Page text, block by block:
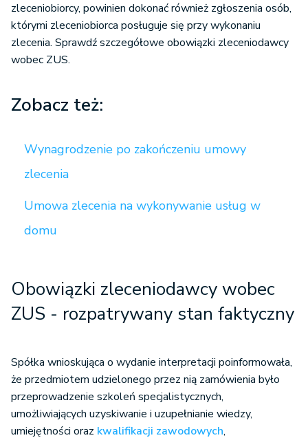
zleceniobiorcy, powinien dokonać również zgłoszenia osób,
którymi zleceniobiorca posługuje się przy wykonaniu
zlecenia. Sprawdź szczegółowe obowiązki zleceniodawcy
wobec ZUS.
Zobacz też:
Wynagrodzenie po zakończeniu umowy
zlecenia
Umowa zlecenia na wykonywanie usług w
domu
Obowiązki zleceniodawcy wobec
ZUS - rozpatrywany stan faktyczny
Spółka wnioskująca o wydanie interpretacji poinformowała,
że przedmiotem udzielonego przez nią zamówienia było
przeprowadzenie szkoleń specjalistycznych,
umożliwiających uzyskiwanie i uzupełnianie wiedzy,
umiejętności oraz kwalifikacji zawodowych,